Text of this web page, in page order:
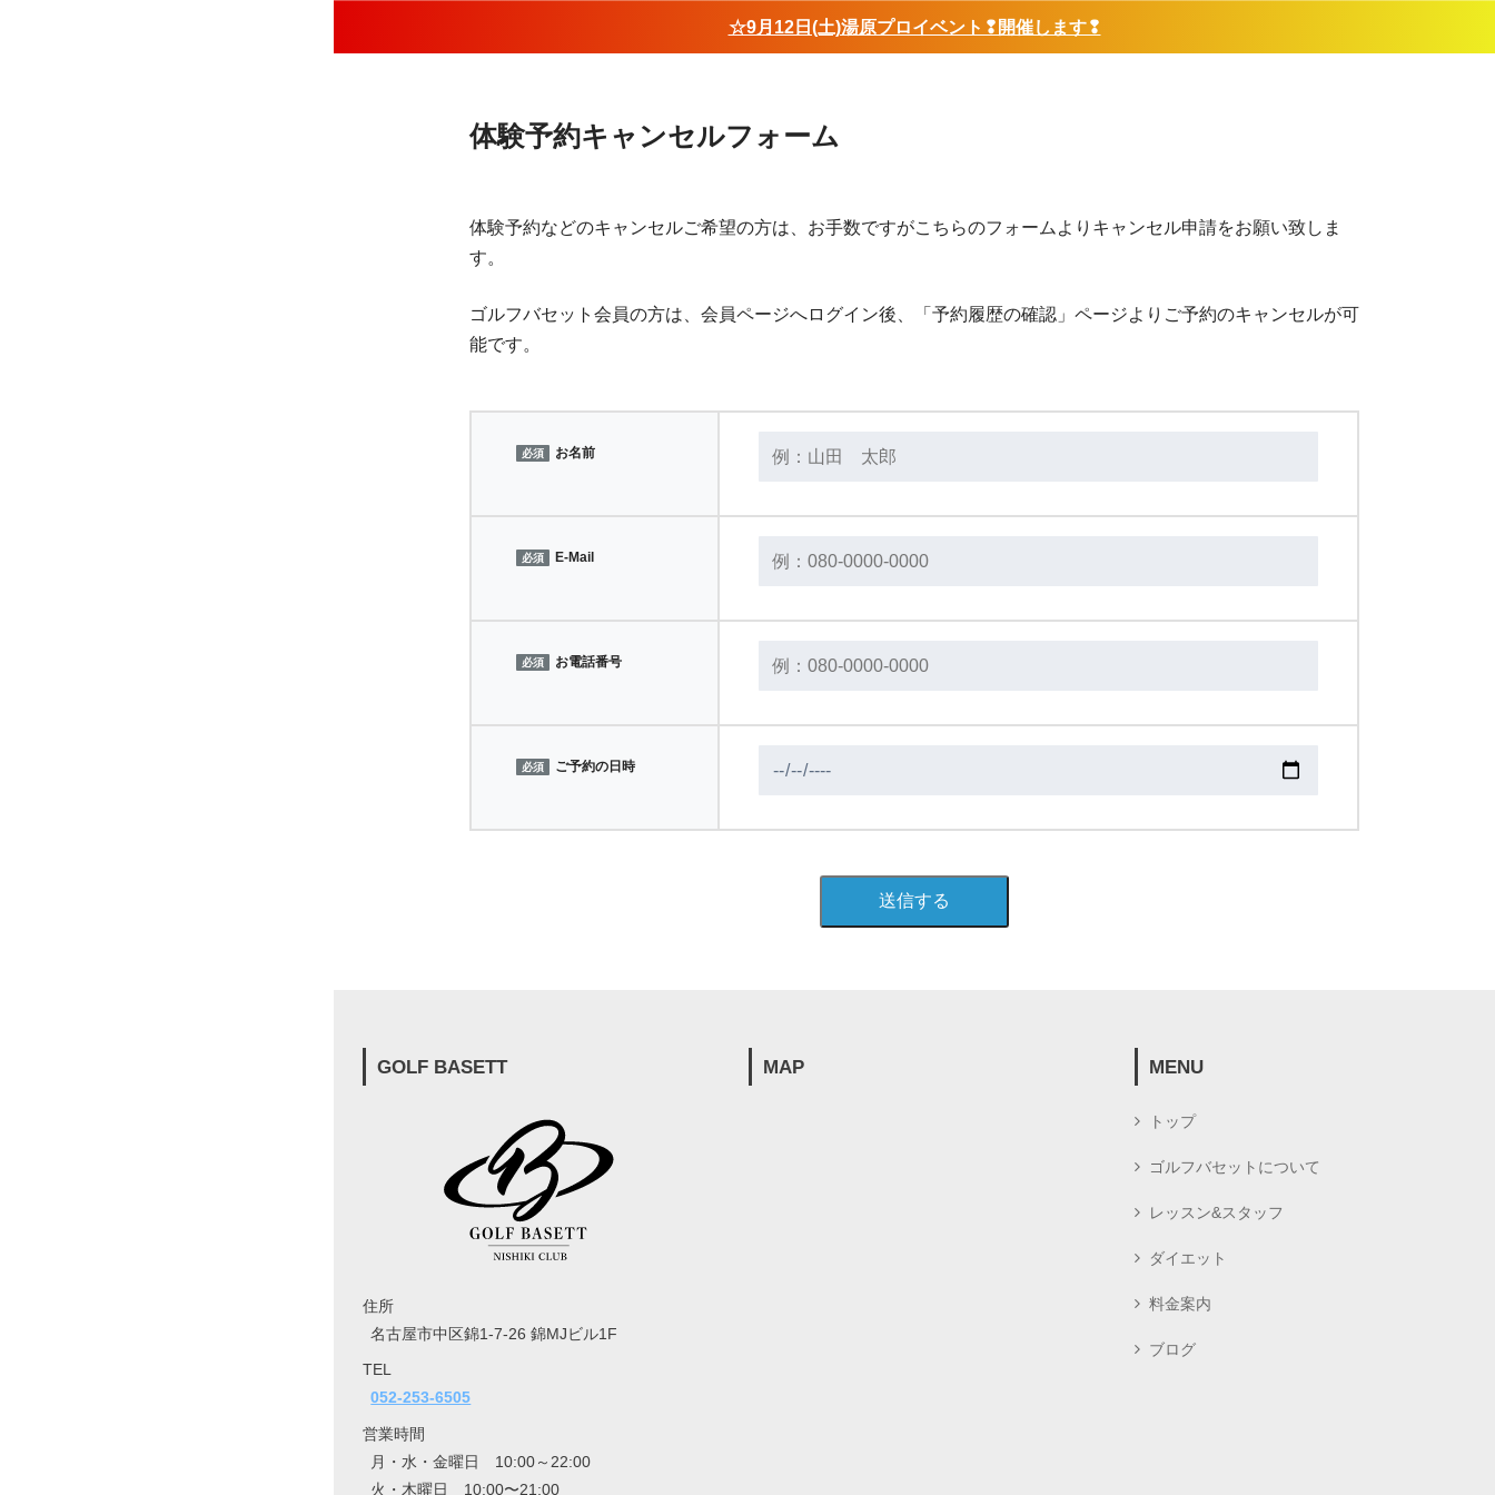
☆9月12日(土)湯原プロイベント❢開催します❢
体験予約キャンセルフォーム
体験予約などのキャンセルご希望の方は、お手数ですがこちらのフォームよりキャンセル申請をお願い致しま
す。
ゴルフバセット会員の方は、会員ページへログイン後、「予約履歴の確認」ページよりご予約のキャンセルが可
能です。
必須 お名前
必須 E-Mail
必須 お電話番号
必須 ご予約の日時
GOLF BASETT
住所
名古屋市中区錦1-7-26 錦MJビル1F
TEL
052-253-6505
営業時間
月・水・金曜日 10:00～22:00
火・木曜日 10:00〜21:00
MAP MENU
トップ
ゴルフバセットについて
レッスン&スタッフ
ダイエット
料金案内
ブログ